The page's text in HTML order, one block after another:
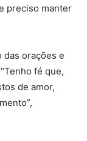
preciso manter
das orações e
fé que,
de amor,